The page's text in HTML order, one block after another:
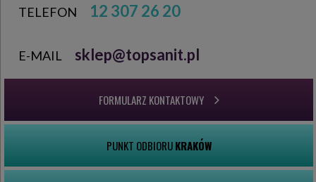
TELEFON 12 307 26 20
E-MAIL sklep@topsanit.pl
FORMULARZ KONTAKTOWY
PUNKT ODBIORUKRAKÓW